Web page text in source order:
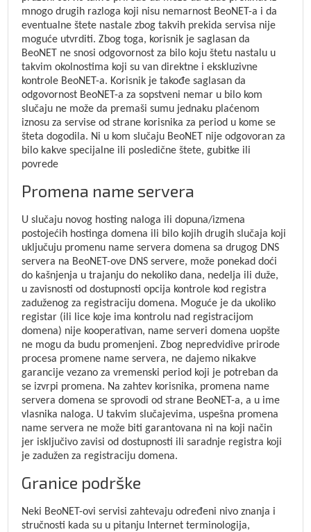
mnogo drugih razloga koji nisu nemarnost BeoNET-a i da
eventualne štete nastale zbog takvih prekida servisa nije
moguće utvrditi. Zbog toga, korisnik je saglasan da
BeoNET ne snosi odgovornost za bilo koju štetu nastalu u
takvim okolnostima koji su van direktne i ekskluzivne
kontrole BeoNET-a. Korisnik je takođe saglasan da
odgovornost BeoNET-a za sopstveni nemar u bilo kom
slučaju ne može da premaši sumu jednaku plaćenom
iznosu za servise od strane korisnika za period u kome se
šteta dogodila. Ni u kom slučaju BeoNET nije odgovoran za
bilo kakve specijalne ili posledične štete, gubitke ili
povrede
Promena name servera
U slučaju novog hosting naloga ili dopuna/izmena
postojećih hostinga domena ili bilo kojih drugih slučaja koji
uključuju promenu name servera domena sa drugog DNS
servera na BeoNET-ove DNS servere, može ponekad doći
do kašnjenja u trajanju do nekoliko dana, nedelja ili duže,
u zavisnosti od dostupnosti opcija kontrole kod registra
zaduženog za registraciju domena. Moguće je da ukoliko
registar (ili lice koje ima kontrolu nad registracijom
domena) nije kooperativan, name serveri domena uopšte
ne mogu da budu promenjeni. Zbog nepredvidive prirode
procesa promene name servera, ne dajemo nikakve
garancije vezano za vremenski period koji je potreban da
se izvrpi promena. Na zahtev korisnika, promena name
servera domena se sprovodi od strane BeoNET-a, a u ime
vlasnika naloga. U takvim slučajevima, uspešna promena
name servera ne može biti garantovana ni na koji način
jer isključivo zavisi od dostupnosti ili saradnje registra koji
je zadužen za registraciju domena.
Granice podrške
Neki BeoNET-ovi servisi zahtevaju određeni nivo znanja i
stručnosti kada su u pitanju Internet terminologija,